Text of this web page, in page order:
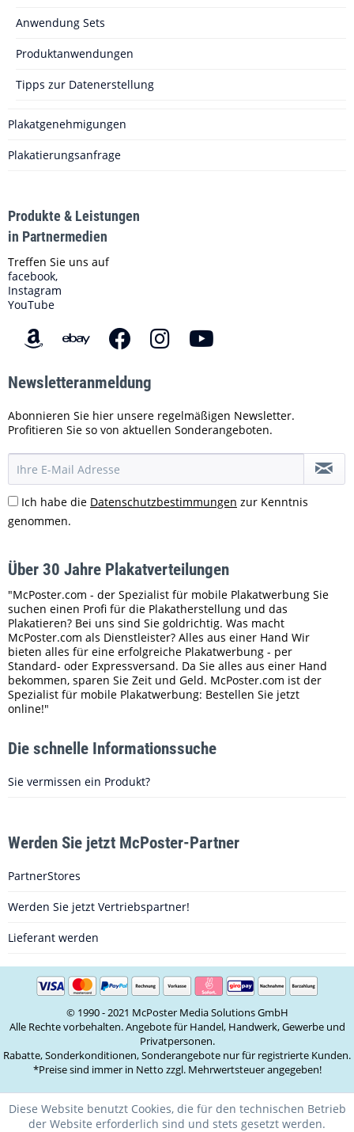
Anwendung Sets
Produktanwendungen
Tipps zur Datenerstellung
Plakatgenehmigungen
Plakatierungsanfrage
Produkte & Leistungen
in Partnermedien
Treffen Sie uns auf
facebook,
Instagram
YouTube
Newsletteranmeldung
Abonnieren Sie hier unsere regelmäßigen Newsletter.
Profitieren Sie so von aktuellen Sonderangeboten.
Ich habe die Datenschutzbestimmungen zur Kenntnis
genommen.
Über 30 Jahre Plakatverteilungen
"McPoster.com - der Spezialist für mobile Plakatwerbung Sie
suchen einen Profi für die Plakatherstellung und das
Plakatieren? Bei uns sind Sie goldrichtig. Was macht
McPoster.com als Dienstleister? Alles aus einer Hand Wir
bieten alles für eine erfolgreiche Plakatwerbung - per
Standard- oder Expressversand. Da Sie alles aus einer Hand
bekommen, sparen Sie Zeit und Geld. McPoster.com ist der
Spezialist für mobile Plakatwerbung: Bestellen Sie jetzt
online!"
Die schnelle Informationssuche
Sie vermissen ein Produkt?
Werden Sie jetzt McPoster-Partner
PartnerStores
Werden Sie jetzt Vertriebspartner!
Lieferant werden
© 1990 - 2021 McPoster Media Solutions GmbH
Alle Rechte vorbehalten. Angebote für Handel, Handwerk, Gewerbe und
Privatpersonen.
Rabatte, Sonderkonditionen, Sonderangebote nur für registrierte Kunden.
*Preise sind immer in Netto zzgl. Mehrwertsteuer angegeben!
Diese Website benutzt Cookies, die für den technischen Betrieb
der Website erforderlich sind und stets gesetzt werden.